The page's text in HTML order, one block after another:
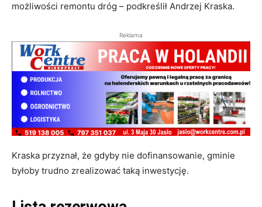
możliwości remontu dróg – podkreślił Andrzej Kraska.
Reklama
Kraska przyznał, że gdyby nie dofinansowanie, gminie
byłoby trudno zrealizować taką inwestycję.